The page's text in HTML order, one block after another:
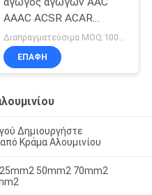
AAAC ACSR ACAR
αργιλίου
ΕΠΑΦΉ
Δημιουργήστε
Κράμα Αλουμινίου
25mm2 50mm2 70mm2